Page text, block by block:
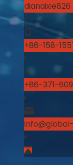
dianaixie826
+86-158-
+86-371-